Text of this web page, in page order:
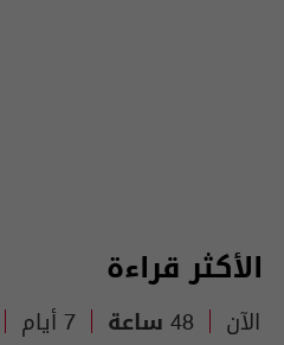
الأكثر قراءة
الآن 48 ساعة 7 أيام